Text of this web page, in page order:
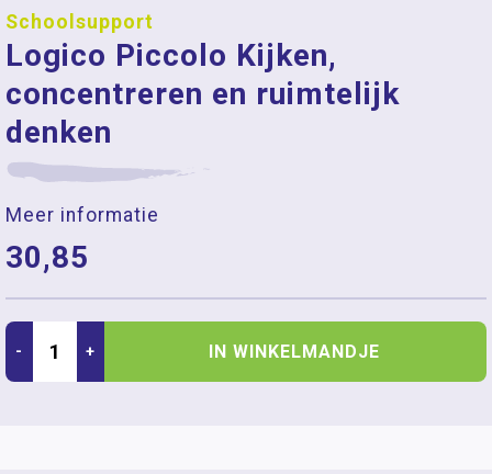
Schoolsupport
Logico Piccolo Kijken,
concentreren en ruimtelijk
denken
Meer informatie
30,85
- + IN WINKELMANDJE